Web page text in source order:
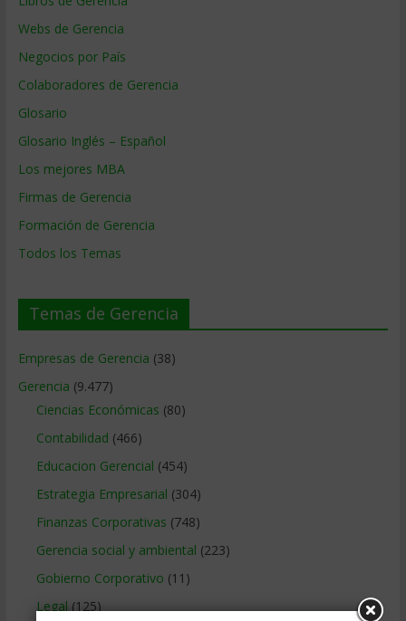
Webs de Gerencia
Negocios por País
Colaboradores de Gerencia
Glosario
Glosario Inglés – Español
Los mejores MBA
Firmas de Gerencia
Formación de Gerencia
Todos los Temas
Temas de Gerencia
Empresas de Gerencia (38)
Gerencia (9.477)
Ciencias Económicas (80)
Contabilidad (466)
Educacion Gerencial (454)
Estrategia Empresarial (304)
Finanzas Corporativas (748)
Gerencia social y ambiental (223)
Gobierno Corporativo (11)
Legal (125)